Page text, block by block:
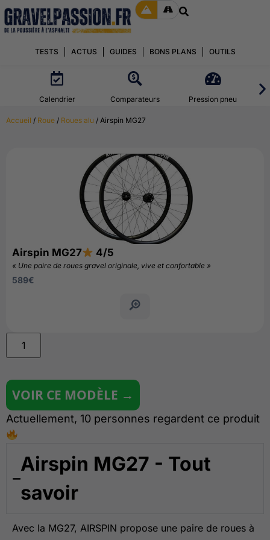
TESTS ACTUS GUIDES BONS PLANS OUTILS
Calendrier Comparateurs Pression pneu
Accueil / Roue / Roues alu / Airspin MG27
VOIR CE MODÈLE →
Actuellement, 10 personnes regardent ce produit
Airspin MG27 - Tout
savoir
Avec la MG27, AIRSPIN propose une paire de roues à
Airspin MG27 4/5
« Une paire de roues gravel originale, vive et confortable »
589€